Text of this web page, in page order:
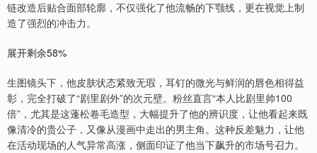
链改造后贴合面部轮廓，不仅强化了他流畅的下颚线，更在视觉上制
造了强烈的冲击力。
展开剩余58%
生图镜头下，他皮肤状态紧致无瑕，耳钉的微光与鲜润的唇色相得益
彰，完全打破了“剧里剧外”的次元壁。粉丝直言“本人比剧里帅100
倍”，尤其是这蓬松卷毛造型，大幅提升了他的辨识度，让他看起来既
像清冷的贵公子，又像从漫画中走出的男主角。这种反差魅力，让他
在活动现场的人气异常高涨，侧面印证了他当下飙升的市场号召力。